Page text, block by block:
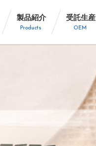
製品紹介
Products
受託生産
OEM